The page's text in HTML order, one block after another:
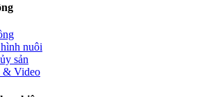
nuôi
sản
& Video